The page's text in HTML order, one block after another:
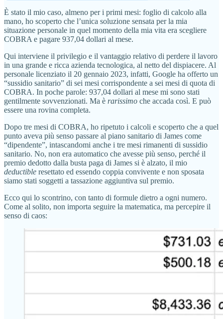
È stato il mio caso, almeno per i primi mesi: foglio di calcolo alla
mano, ho scoperto che l’unica soluzione sensata per la mia
situazione personale in quel momento della mia vita era scegliere
COBRA e pagare 937,04 dollari al mese.
Qui interviene il privilegio e il vantaggio relativo di perdere il lavoro
in una grande e ricca azienda tecnologica, al netto del dispiacere. Al
personale licenziato il 20 gennaio 2023, infatti, Google ha offerto un
“sussidio sanitario” di sei mesi corrispondente a sei mesi di quota di
COBRA. In poche parole: 937,04 dollari al mese mi sono stati
gentilmente sovvenzionati. Ma è rarissimo che accada così. E può
essere una rovina completa.
Dopo tre mesi di COBRA, ho ripetuto i calcoli e scoperto che a quel
punto aveva più senso passare al piano sanitario di James come
“dipendente”, intascandomi anche i tre mesi rimanenti di sussidio
sanitario. No, non era automatico che avesse più senso, perché il
premio dedotto dalla busta paga di James si è alzato, il mio
deductible resettato ed essendo coppia convivente e non sposata
siamo stati soggetti a tassazione aggiuntiva sul premio.
Ecco qui lo scontrino, con tanto di formule dietro a ogni numero.
Come al solito, non importa seguire la matematica, ma percepire il
senso di caos: